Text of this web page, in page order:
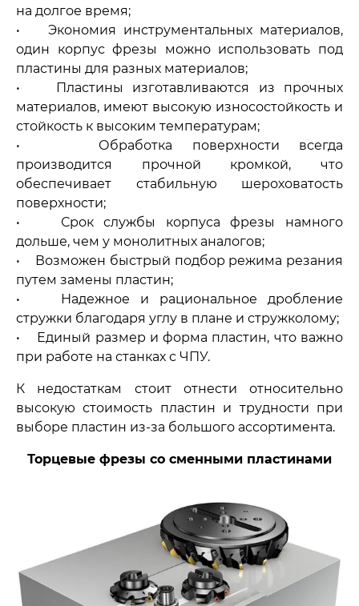
на долгое время;
• Экономия инструментальных материалов,
один корпус фрезы можно использовать под
пластины для разных материалов;
• Пластины изготавливаются из прочных
материалов, имеют высокую износостойкость и
стойкость к высоким температурам;
• Обработка поверхности всегда
производится прочной кромкой, что
обеспечивает стабильную шероховатость
поверхности;
• Срок службы корпуса фрезы намного
дольше, чем у монолитных аналогов;
• Возможен быстрый подбор режима резания
путем замены пластин;
• Надежное и рациональное дробление
стружки благодаря углу в плане и стружколому;
• Единый размер и форма пластин, что важно
при работе на станках с ЧПУ.
К недостаткам стоит отнести относительно
высокую стоимость пластин и трудности при
выборе пластин из-за большого ассортимента.
Торцевые фрезы со сменными пластинами